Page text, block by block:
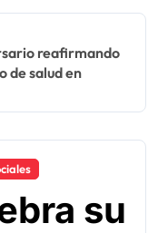
reafirmando
de salud en
su